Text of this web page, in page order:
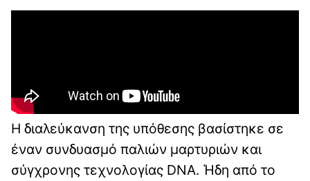
Η διαλεύκανση της υπόθεσης βασίστηκε σε
έναν συνδυασμό παλιών μαρτυριών και
σύγχρονης τεχνολογίας DNA. Ήδη από το